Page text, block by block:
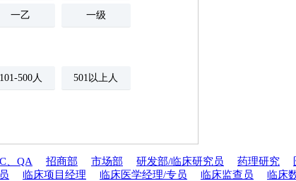
一乙 一级
101-500人 501以上人
、QA 招商部 市场部 研发部/临床研究员 药理研究
临床项目经理 临床医学经理/专员 临床监查员 临床